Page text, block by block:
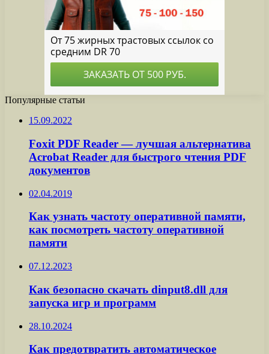
Популярные статьи
15.09.2022
Foxit PDF Reader — лучшая альтернатива
Acrobat Reader для быстрого чтения PDF
документов
02.04.2019
Как узнать частоту оперативной памяти,
как посмотреть частоту оперативной
памяти
07.12.2023
Как безопасно скачать dinput8.dll для
запуска игр и программ
28.10.2024
Как предотвратить автоматическое